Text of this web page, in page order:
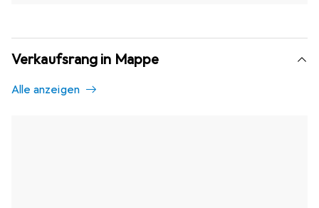
Verkaufsrang in Mappe
Alle anzeigen